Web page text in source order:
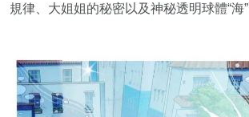
規律、大姐姐的秘密以及神秘透明球體“‌海‌”